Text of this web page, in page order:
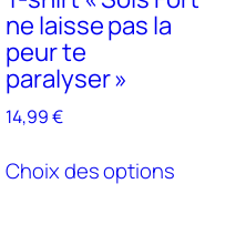
ne laisse pas la
peur te
paralyser »
14,99€
Choix des optionsproduit